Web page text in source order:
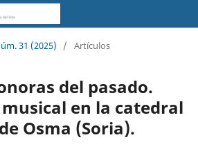
31 (2025) / Artículos
del pasado.
en la catedral
Osma (Soria).